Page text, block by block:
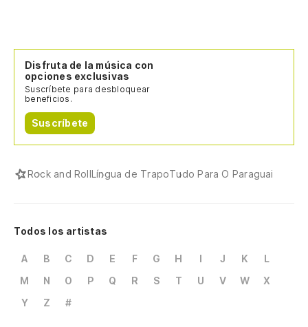
Disfruta de la música con
opciones exclusivas
Suscríbete para desbloquear
beneficios.
Suscríbete
Rock and RollLíngua de TrapoTudo Para O Paraguai
Todos los artistas
A B C D E F G H I J K
L
M
N O P Q R S T U V W
X
Y
Z #